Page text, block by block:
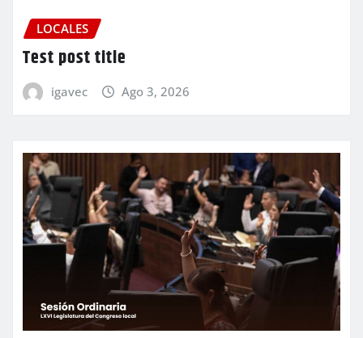
LOCALES
Test post title
igavec Ago 3, 2026